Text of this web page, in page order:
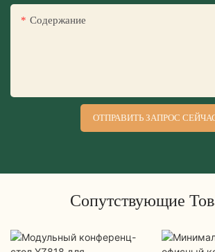
Содержание
ОТПРАВИТЬ ЗАПРОС
Сопутствующие